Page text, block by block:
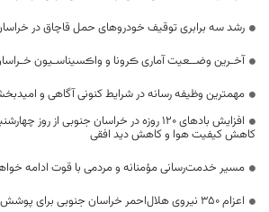
رشد سه برابری توقیف خودروهای حمل قاچاق در
آخـرین وضــعیت آماری ڪرونا و واڪسیناسـیون
مهمترین وظیفه رسانه در شرایط کنونی آگاهی و
افزایش بادهای ۱۲۰ روزه در خراسان جنوبی از
کاهش کیفیت هوا و کاهش دید افقی
مسیر خدمت‌رسانی مؤمنانه و مردمی با قوت ادامه
اعزام 350 نیروی هلال‌احمر خراسان جنوبی برای پوشش مراسم تشییع در مشهد